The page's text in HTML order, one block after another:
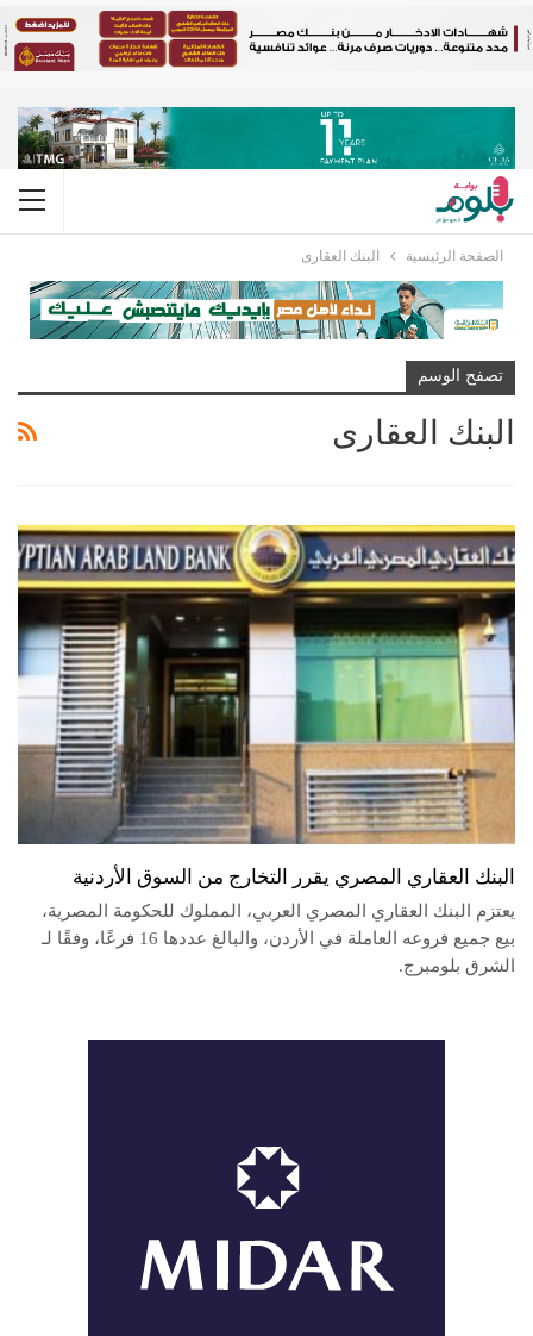
الصفحة الرئيسية البنك العقارى
تصفح الوسم
البنك العقارى
البنك العقاري المصري يقرر التخارج من السوق الأردنية
يعتزم البنك العقاري المصري العربي، المملوك للحكومة المصرية،
بيع جميع فروعه العاملة في الأردن، والبالغ عددها 16 فرعًا، وفقًا لـ
الشرق بلومبرج.